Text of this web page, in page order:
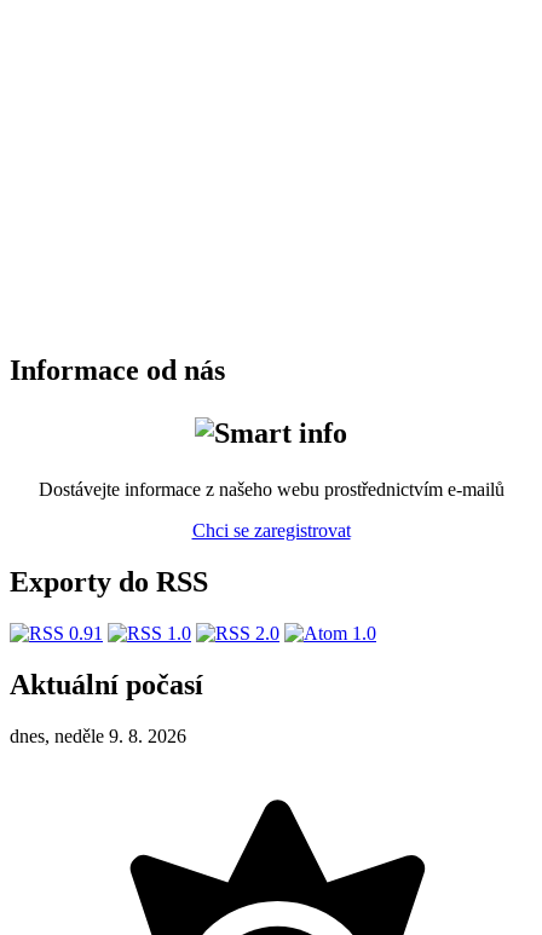
Informace od nás
Dostávejte informace z našeho webu prostřednictvím e-mailů
Chci se zaregistrovat
Exporty do RSS
Aktuální počasí
dnes, neděle 9. 8. 2026